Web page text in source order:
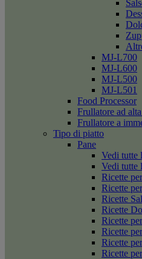
MJ-L700
MJ-L600
MJ-L500
MJ-L501
Food Processor
Frullatore ad
Frullatore a
Tipo di piatto
Pane
Vedi tutte
Vedi tutte
Ricette
Ricette
Ricette
Ricette
Ricette
Ricette
Ricette
Ricette